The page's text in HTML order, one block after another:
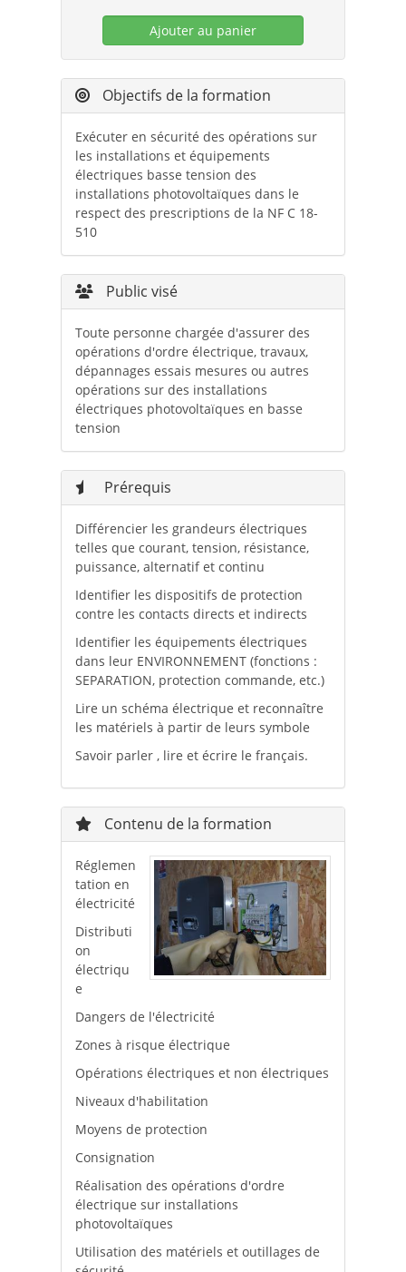
Ajouter au panier
Objectifs de la formation
Exécuter en sécurité des opérations sur
les installations et équipements
électriques basse tension des
installations photovoltaïques dans le
respect des prescriptions de la NF C 18-
510
Public visé
Toute personne chargée d'assurer des
opérations d'ordre électrique, travaux,
dépannages essais mesures ou autres
opérations sur des installations
électriques photovoltaïques en basse
tension
Prérequis
Différencier les grandeurs électriques
telles que courant, tension, résistance,
puissance, alternatif et continu
Identifier les dispositifs de protection
contre les contacts directs et indirects
Identifier les équipements électriques
dans leur ENVIRONNEMENT (fonctions :
SEPARATION, protection commande, etc.)
Lire un schéma électrique et reconnaître
les matériels à partir de leurs symbole
Savoir parler , lire et écrire le français.
Contenu de la formation
Réglemen
tation en
électricité
Distributi
on
électriqu
e
Dangers de l'électricité
Zones à risque électrique
Opérations électriques et non électriques
Niveaux d'habilitation
Moyens de protection
Consignation
Réalisation des opérations d'ordre
électrique sur installations
photovoltaïques
Utilisation des matériels et outillages de